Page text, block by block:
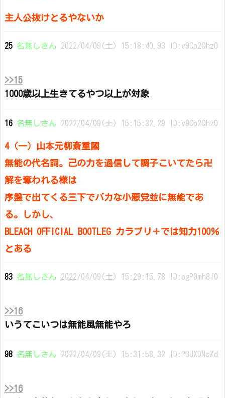
主人公抜けとるやないか
25 名無しさん 2022/04/09(土) 15:18:40.93 ID:v9Cp2Qhz0
>>15
1000歳以上生きてるやつ以上が対象
16 名無しさん 2022/04/09(土) 15:15:32.29 ID:v9Cp2Qhz0
4（一）山本元柳斎重國
無能の代名詞。己の力を過信して調子こいてたら卍
解を奪われる様は
序盤で出てくる三下でバカな小悪党並に無能であ
る。しかし、
BLEACH OFFICIAL BOOTLEG カラブリ＋では知力100％
とある
83 名無しさん 2022/04/09(土) 15:29:15.78 ID:ogP0mh8l0
>>16
いうてこいつは無能風無能やろ
98 名無しさん 2022/04/09(土) 15:31:58.32 ID:PBUXDNcZd
>>16